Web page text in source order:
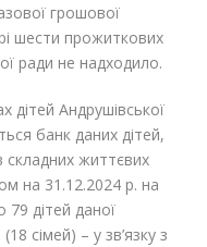
грошової
шести прожиткових
ради не надходило.
дітей Андрушівської
банк даних дітей,
складних життєвих
на 31.12.2024 р. на
79 дітей даної
сімей) – у зв’язку з